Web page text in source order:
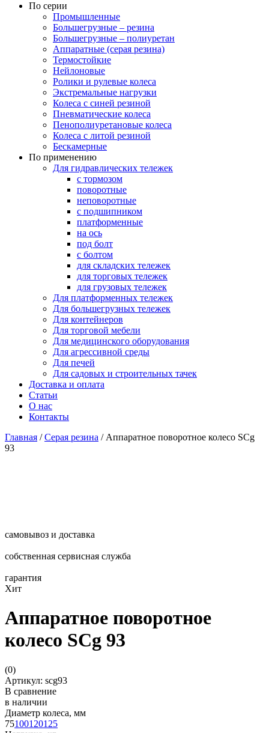
По серии
Промышленные
Большегрузные – резина
Большегрузные – полиуретан
Аппаратные (серая резина)
Термостойкие
Нейлоновые
Ролики и рулевые колеса
Экстремальные нагрузки
Колеса с синей резиной
Пневматические колеса
Пенополиуретановые колеса
Колеса с литой резиной
Бескамерные
По применению
Для гидравлических тележек
с тормозом
поворотные
неповоротные
с подшипником
платформенные
на ось
под болт
с болтом
для складских тележек
для торговых тележек
для грузовых тележек
Для платформенных тележек
Для большегрузных тележек
Для контейнеров
Для торговой мебели
Для медицинского оборудования
Для агрессивной среды
Для печей
Для садовых и строительных тачек
Доставка и оплата
Статьи
О нас
Контакты
Главная /Серая резина / Аппаратное поворотное колесо SCg
93
самовывоз и доставка
собственная сервисная служба
гарантия
Хит
Аппаратное поворотное
колесо SCg 93
(0)
Артикул: scg93
В сравнение
в наличии
Диаметр колеса, мм
75100120125